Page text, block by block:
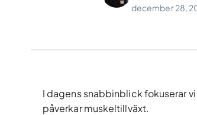
december 28,
I dagens snabbinblick fokuserar
påverkar muskeltillväxt.